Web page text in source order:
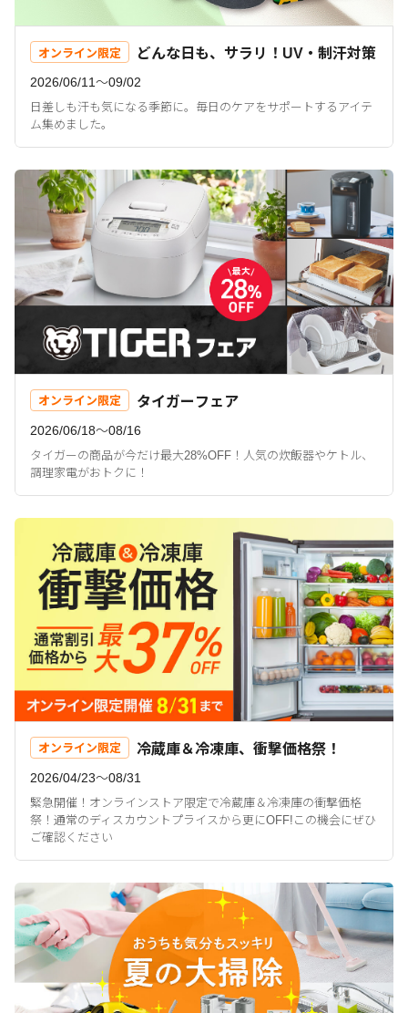
オンライン限定 どんな日も、サラリ！UV・制汗対策
2026/06/11〜09/02
日差しも汗も気になる季節に。毎日のケアをサポートするアイテ
ム集めました。
オンライン限定 タイガーフェア
2026/06/18〜08/16
タイガーの商品が今だけ最大28%OFF！人気の炊飯器やケトル、
調理家電がおトクに！
オンライン限定 冷蔵庫＆冷凍庫、衝撃価格祭！
2026/04/23〜08/31
緊急開催！オンラインストア限定で冷蔵庫＆冷凍庫の衝撃価格
祭！通常のディスカウントプライスから更にOFF!この機会にぜひ
ご確認ください